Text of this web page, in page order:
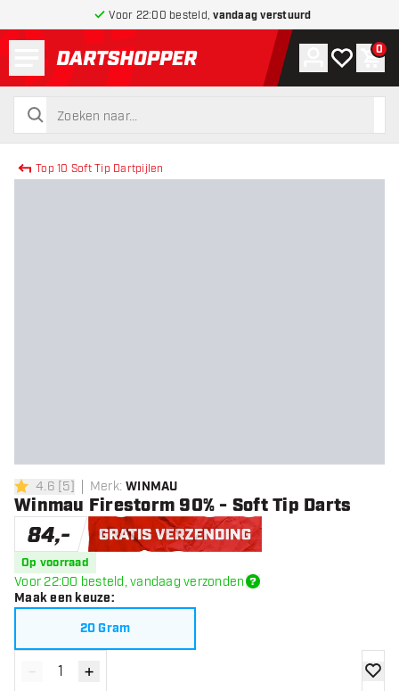
Voor 22:00 besteld,vandaag verstuurd
terug naar home pagina
zoeken
zoeken
Account
Mijn 0
Top 10 Soft Tip Dartpijlen
4.6 score sterren
4.6 [5] Merk: WINMAU
Winmau Firestorm 90% - Soft Tip Darts
84,-
Gratis verzending
Op voorraad
Voor 22:00 besteld, vandaag verzonden
Maak een keuze:
20 Gram
Verminder hoeveelheid
- Verhoog hoeveelheid
+